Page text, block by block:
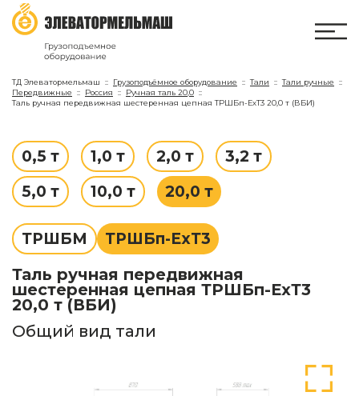
ТД Элеватормельмаш Грузоподъёмное оборудование Тали
Тали ручные
Передвижные
Россия
Ручная таль 20,0
Таль ручная передвижная шестеренная цепная ТРШБп-ЕхТ3 20,0 т (ВБИ)
0,5 т 1,0 т 2,0 т
3,2 т
5,0 т
10,0 т 20,0 т
ТРШБМ ТРШБп-ЕхТ3
Таль ручная передвижная
шестеренная цепная ТРШБп-ЕхТ3
20,0 т (ВБИ)
Общий вид тали